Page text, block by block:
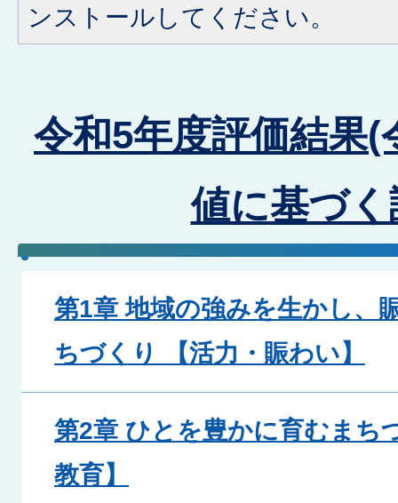
ンストールしてください。
令和5年度評価結果(
値に基づ
第1章 地域の強みを生かし、
ちづくり 【活力・賑わい】
第2章 ひとを豊かに育むまち
教育】